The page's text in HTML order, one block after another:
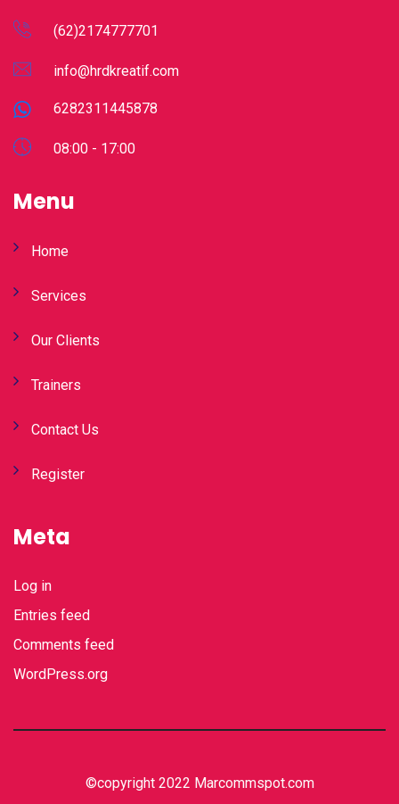
(62)2174777701
info@hrdkreatif.com
6282311445878
08:00 - 17:00
Menu
Home
Services
Our Clients
Trainers
Contact Us
Register
Meta
Log in
Entries feed
Comments feed
WordPress.org
©copyright 2022 Marcommspot.com